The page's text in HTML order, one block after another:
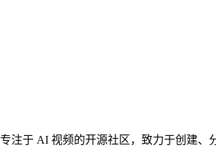
专注于 AI 视频的开源社区，致力于创建、